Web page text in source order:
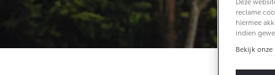
Toyota C-HR+
BATTERIJ-ELEKTRISCH
reclame
hiermee
indien
Bekijk onze